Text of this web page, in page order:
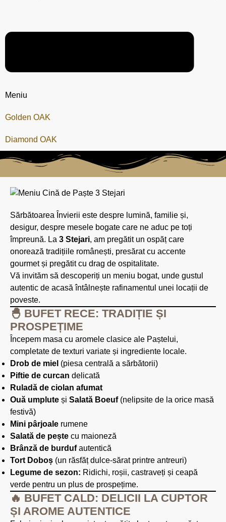
Meniu
Golden OAK
Diamond OAK
Sărbătoarea Învierii este despre lumină, familie și,
desigur, despre mesele bogate care ne aduc pe toți
împreună. La 3 Stejari, am pregătit un ospăț care
onorează tradițiile românești, presărat cu accente
gourmet și pregătit cu drag de ospitalitate.
Vă invităm să descoperiți un meniu bogat, unde gustul
autentic de acasă întâlnește rafinamentul unei locații de
poveste.
🐣 BUFET RECE: TRADIȚIE ȘI
PROSPEȚIME
Începem masa cu aromele clasice ale Paștelui,
completate de texturi variate și ingrediente locale.
Drob de miel (piesa centrală a sărbătorii)
Piftie de curcan delicată
Ruladă de ciolan afumat
Ouă umplute și Salată Boeuf(nelipsite de la orice masă
festivă)
Mini pârjoale rumene
Salată de pește cu maioneză
Brânză de burdufautentică
Tort Doboș (un răsfăț dulce-sărat printre antreuri)
Legume de sezon: Ridichi, roșii, castraveți și ceapă
verde pentru un plus de prospețime.
🔥 BUFET CALD: DELICII LA CUPTOR
ȘI AROME AUTENTICE